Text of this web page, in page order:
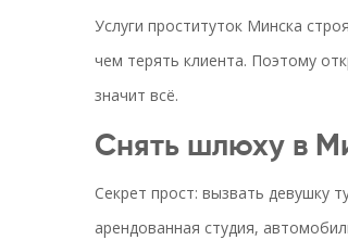
Услуги проституток Минска
чем терять клиента. Поэтому
значит всё.
Снять шлюху в
Секрет прост: вызвать девушку
арендованная студия,